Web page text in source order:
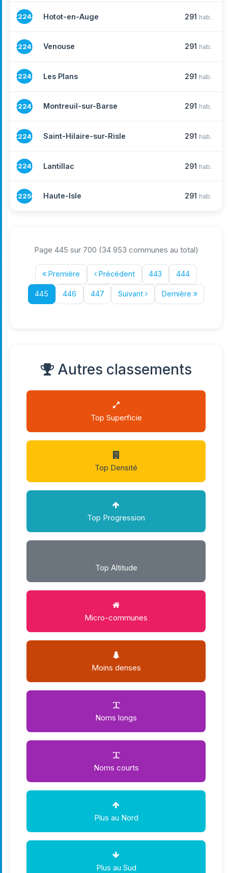
22244 Hotot-en-Auge 291 hab.
22245 Venouse 291 hab.
22246 Les Plans 291 hab.
22247 Montreuil-sur-Barse 291 hab.
22248 Saint-Hilaire-sur-Risle 291 hab.
22249 Lantillac 291 hab.
22250 Haute-Isle 291 hab.
Page 445 sur 700 (34 953 communes au total)
Première Précédent 443 444
445 446 447 Suivant Dernière
Autres classements
Top Superficie
Top Densité
Top Progression
Top Altitude
Micro-communes
Moins denses
Noms longs
Noms courts
Plus au Nord
Plus au Sud